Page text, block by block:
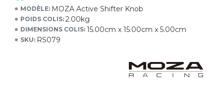
MODÈLE: MOZA Active Shifter Knob
POIDS COLIS: 2.00kg
DIMENSIONS COLIS: 15.00cm x 15.00cm x 5.00cm
SKU: RS079